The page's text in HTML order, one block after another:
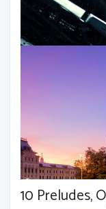
10 Preludes,